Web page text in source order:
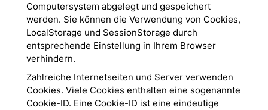
Computersystem abgelegt und gespeichert
werden. Sie können die Verwendung von Cookies,
LocalStorage und SessionStorage durch
entsprechende Einstellung in Ihrem Browser
verhindern.
Zahlreiche Internetseiten und Server verwenden
Cookies. Viele Cookies enthalten eine sogenannte
Cookie-ID. Eine Cookie-ID ist eine eindeutige